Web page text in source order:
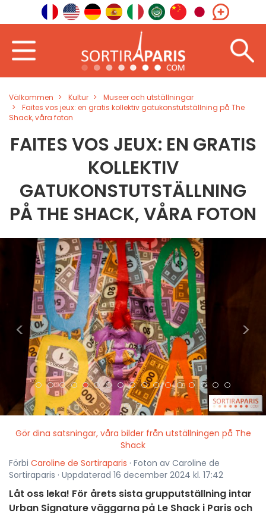
Välkommen Kultur
Museer och utställningar
Faites vos jeux: en gratis kollektiv gatukonstutställning på The
Shack, våra foton
FAITES VOS JEUX: EN GRATIS
KOLLEKTIV
GATUKONSTUTSTÄLLNING
PÅ THE SHACK, VÅRA FOTON
< >
Gör dina satsningar, våra bilder från utställningen på The
Shack
Förbi Caroline de Sortiraparis · Foton av Caroline de
Sortiraparis · Uppdaterad 16 december 2024 kl. 17:42
Låt oss leka! För årets sista grupputställning intar
Urban Signature väggarna på Le Shack i Paris och